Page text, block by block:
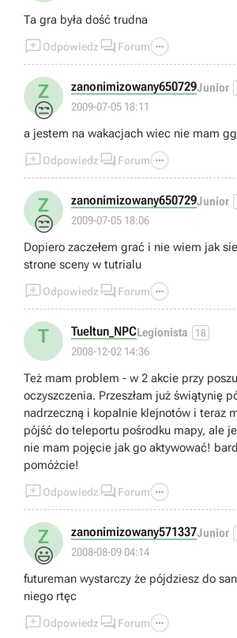
Ta gra była dość trudna
Odpowiedz  Forum 
Z
😒
zanonimizowany650729Junior
2009-07-05 18:11
a jestem na wakacjach wiec nie mam gg
Odpowiedz  Forum 
Z
😒
zanonimizowany650729Junior
2009-07-05 18:06
Dopiero zaczełem grać i nie wiem jak sie
strone sceny w tutrialu
Odpowiedz  Forum 
T Tueltun_NPCLegionista 18
2008-12-02 14:36
Też mam problem - w 2 akcie przy
oczyszczenia. Przeszłam już świątynię
nadrzeczną i kopalnie klejnotów i teraz
pójść do teleportu pośrodku mapy, ale
nie mam pojęcie jak go aktywować!
pomóżcie!
Odpowiedz  Forum 
Z
😃
zanonimizowany571337Junior
2008-08-09 04:14
futureman wystarczy że pójdziesz do
niego rtęc
Odpowiedz  Forum 